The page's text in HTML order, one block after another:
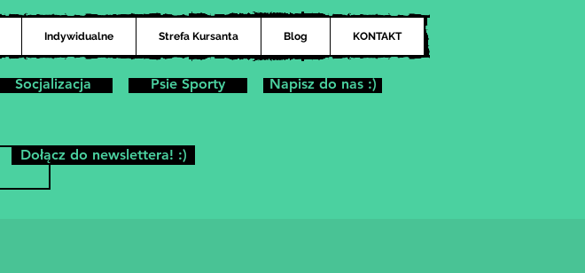
Indywidualne Strefa Kursanta Blog KONTAKT
Socjalizacja Psie Sporty Napisz do nas :)
Dołącz do newslettera! :)